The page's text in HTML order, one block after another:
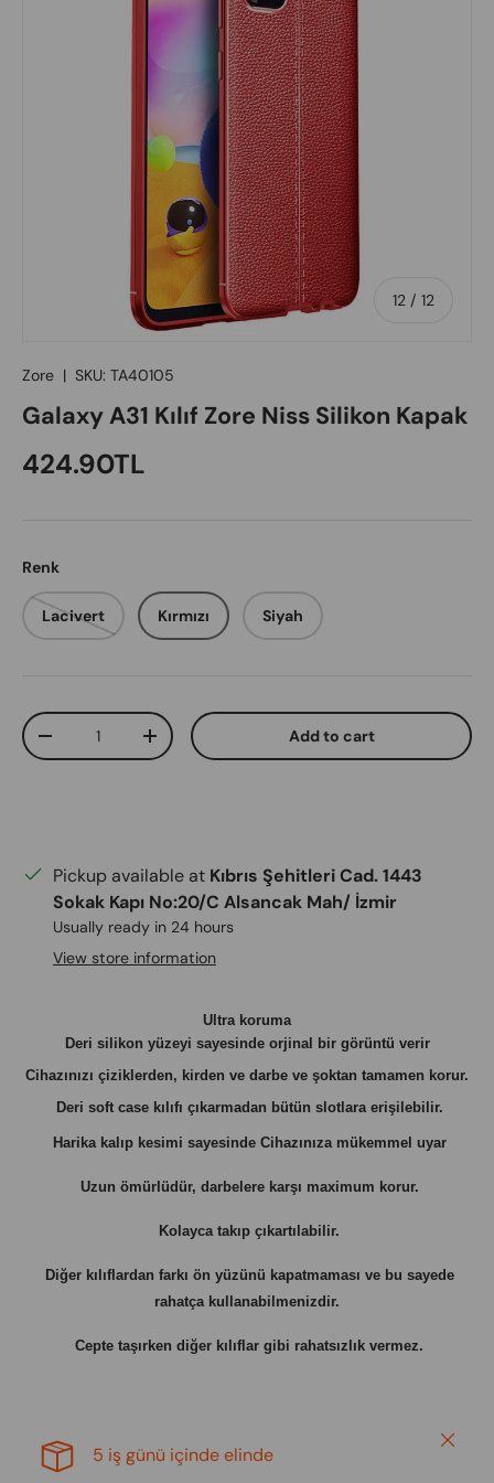
12 / of
12
Zore | SKU: TA40105
Galaxy A31 Kılıf Zore Niss Silikon Kapak
Regular price
424.90TL
Renk
Lacivert Kırmızı Siyah
Qty
Decrease quantityIncrease quantity Add to cart
Pickup available at Kıbrıs Şehitleri Cad. 1443
Sokak Kapı No:20/C Alsancak Mah/ İzmir
Usually ready in 24 hours
View store information
Ultra koruma
Deri silikon yüzeyi sayesinde orjinal bir görüntü verir
Cihazınızı çiziklerden, kirden ve darbe ve şoktan tamamen korur.
Deri soft case kılıfı çıkarmadan bütün slotlara erişilebilir.
Harika kalıp kesimi sayesinde Cihazınıza mükemmel uyar
Uzun ömürlüdür, darbelere karşı maximum korur.
Kolayca takıp çıkartılabilir.
Diğer kılıflardan farkı ön yüzünü kapatmaması ve bu sayede
rahatça kullanabilmenizdir.
Cepte taşırken diğer kılıflar gibi rahatsızlık vermez.
5 iş günü içinde elinde
Close